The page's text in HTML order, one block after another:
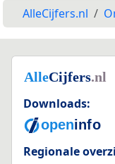
AlleCijfers.nl
Downloads:
Regionale